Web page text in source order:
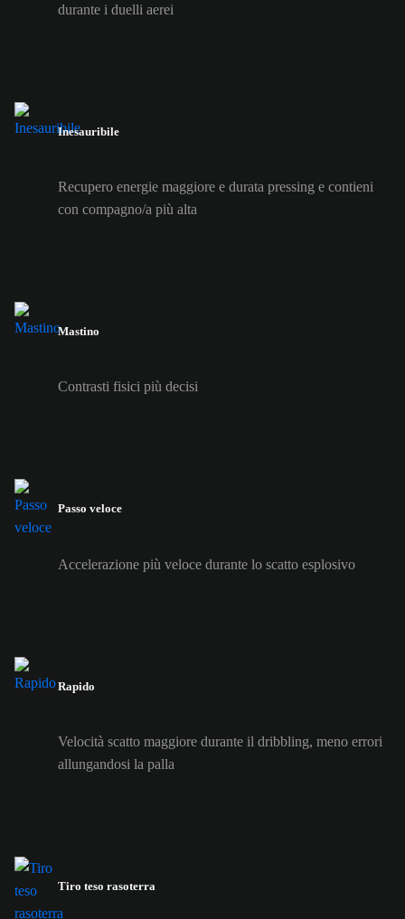
durante i duelli aerei
Inesauribile
Recupero energie maggiore e durata pressing e contieni
con compagno/a più alta
Mastino
Contrasti fisici più decisi
Passo veloce
Accelerazione più veloce durante lo scatto esplosivo
Rapido
Velocità scatto maggiore durante il dribbling, meno errori
allungandosi la palla
Tiro teso rasoterra